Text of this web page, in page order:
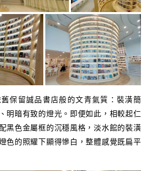
保留誠品書店般的文青氣質：裝潢簡
明暗有致的燈光。即便如此，相較起仁
黑色金屬框的沉穩風格，淡水館的裝潢
色的照耀下顯得慘白，整體感覺既扁平